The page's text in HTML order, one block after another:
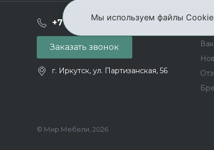
+7 (3952) 503-504
Заказать звонок
г. Иркутск, ул. Партизанская, 56
О
© Мир Мебели, 2026
Мы используем файлы